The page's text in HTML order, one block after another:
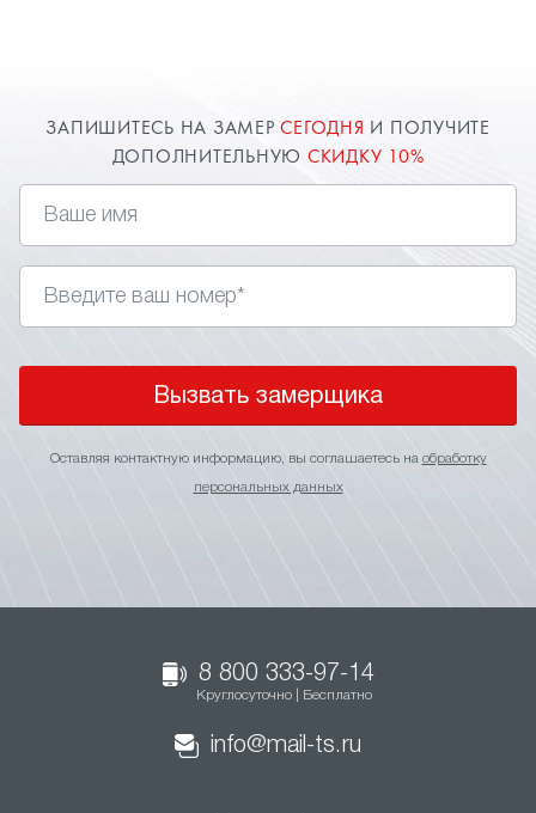
заключит договор у вас дома.
ЗАПИШИТЕСЬ НА ЗАМЕРСЕГОДНЯ И ПОЛУЧИТЕ
ДОПОЛНИТЕЛЬНУЮ СКИДКУ 10%
Вызвать замерщика
Оставляя контактную информацию, вы соглашаетесь на обработку
персональных данных
8 800 333-97-14
Круглосуточно | Бесплатно
info@mail-ts.ru